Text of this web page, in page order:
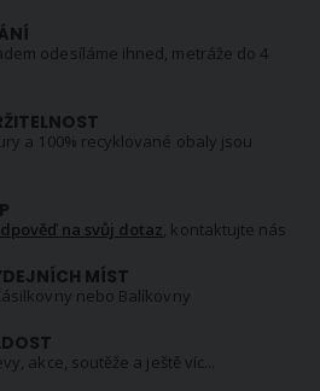
odesíláme ihned, metráže do 4
a 100% recyklované obaly jsou
na svůj dotaz, kontaktujte nás
MÍST
nebo Balíkovny
akce, soutěže a ještě víc...